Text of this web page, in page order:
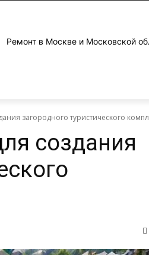
Ремонт в Москве и Московской
загородного туристического
создания